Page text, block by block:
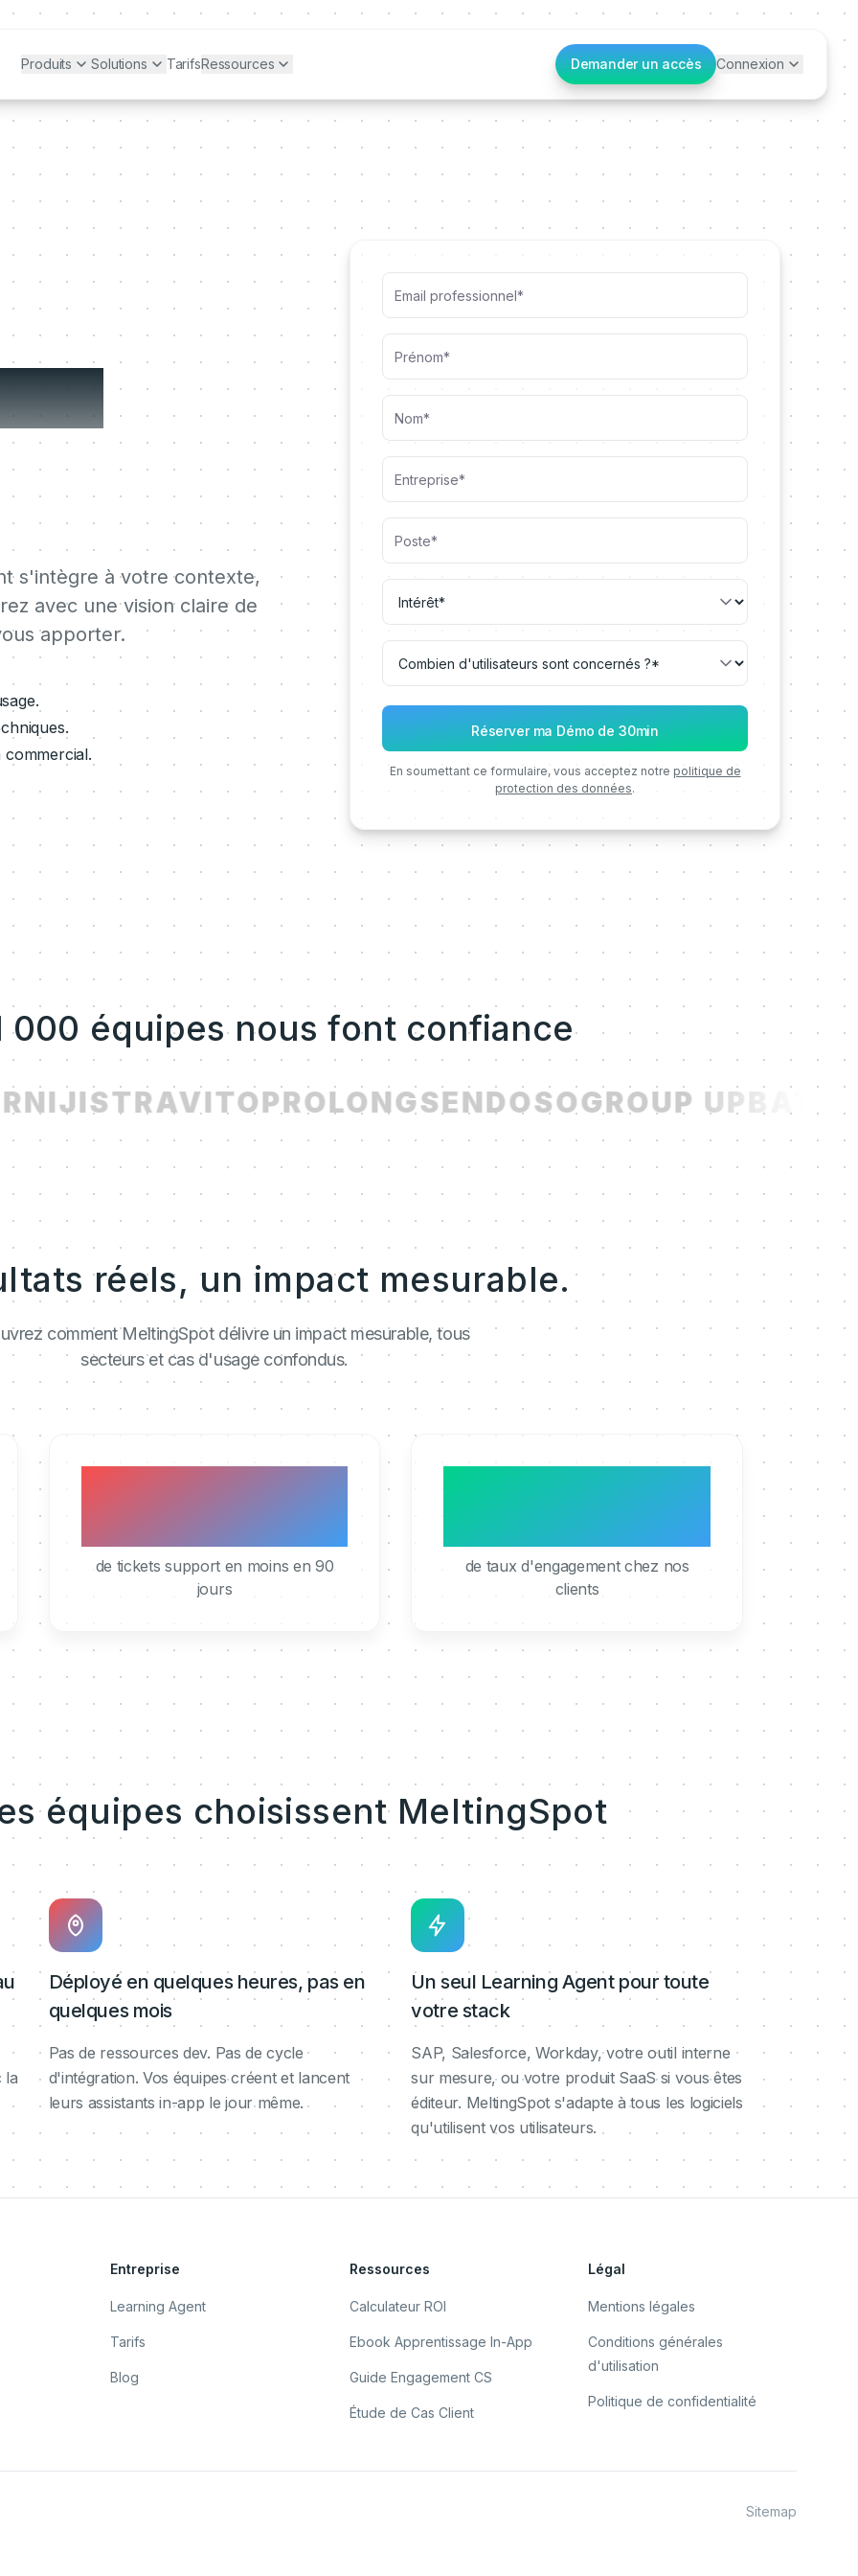
Produits Solutions TarifsRessources Demander un accès Connexion
s'intègre à votre contexte,
avec une vision claire de
apporter.
En soumettant ce formulaire, vous acceptez notre politique de
protection des données.
000 équipes nous font confiance
NIJISTRAVITOPROLONGSENDOSOGROUP UPBATCH
réels, un impact mesurable.
comment MeltingSpot délivre un impact mesurable, tous
secteurs et cas d'usage confondus.
40%
de tickets support en moins en 90
jours
de taux d'engagement chez nos
clients
équipes choisissent MeltingSpot
la
Déployé en quelques heures, pas en
quelques mois
Pas de ressources dev. Pas de cycle
d'intégration. Vos équipes créent et lancent
leurs assistants in-app le jour même.
Un seul Learning Agent pour toute
votre stack
SAP, Salesforce, Workday, votre outil interne
sur mesure, ou votre produit SaaS si vous êtes
éditeur. MeltingSpot s'adapte à tous les logiciels
qu'utilisent vos utilisateurs.
Entreprise
Learning Agent
Tarifs
Blog
Ressources
Calculateur ROI
Ebook Apprentissage In-App
Guide Engagement CS
Étude de Cas Client
Légal
Mentions légales
Conditions générales
d'utilisation
Politique de confidentialité
Sitemap